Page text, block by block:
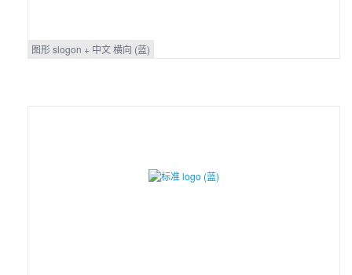
图形 slogon + 中文 横向 (蓝)